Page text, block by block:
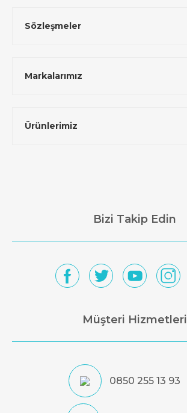
Sözleşmeler
Markalarımız
Ürünlerimiz
Bizi Takip Edin
Müşteri Hizmetleri
0850 255 13 93